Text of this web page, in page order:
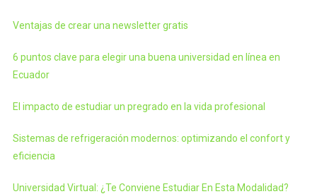
Ventajas de crear una newsletter gratis
6 puntos clave para elegir una buena universidad en línea en
Ecuador
El impacto de estudiar un pregrado en la vida profesional
Sistemas de refrigeración modernos: optimizando el confort y
eficiencia
Universidad Virtual: ¿Te Conviene Estudiar En Esta Modalidad?